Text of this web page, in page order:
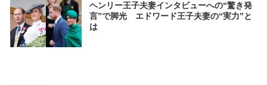
ヘンリー王子夫妻インタビューへの“驚き発
言”で脚光 エドワード王子夫妻の“実力”と
は